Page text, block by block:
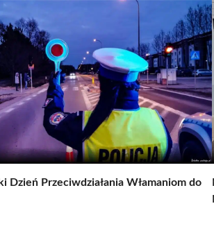
Dzień Przeciwdziałania Włamaniom do